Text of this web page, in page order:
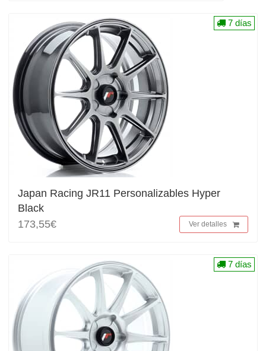
Japan Racing JR11 Personalizables Hyper
Black
173,55€
Ver detalles
7 días
7 días